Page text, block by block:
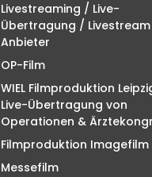
Livestreaming / Live-
Übertragung / Livestream
Anbieter
OP-Film
WIEL Filmproduktion
Live-Übertragung von
Operationen &
Filmproduktion Imagefilm
Messefilm